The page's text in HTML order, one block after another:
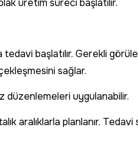
üretim süreci başlatılır.
tedavi başlatılır. Gerekli
sağlar.
düzenlemeleri uygulanabilir.
aralıklarla planlanır.